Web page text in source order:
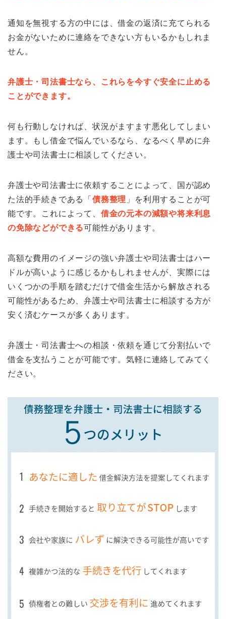
通知を無視する方の中には、借金の返済に充てられる
お金がないために連絡をできない方もいるかもしれま
せん。
弁護士・司法書士なら、これらを今すぐ安全に止める
ことができます。
何も行動しなければ、状況がますます悪化してしまい
ます。もし借金で悩んでいるなら、なるべく早めに弁
護士や司法書士に相談してください。
弁護士や司法書士に依頼することによって、国が認め
た法的手続きである「 債務整理 」を利用することが可
能です。これによって、 借金の元本の減額や将来利息
の免除などができる可能性があります。
高額な費用のイメージの強い弁護士や司法書士はハー
ドルが高いように感じるかもしれませんが、実際には
いくつかの手順を踏むだけで借金生活から解放される
可能性があるため、弁護士や司法書士に相談する方が
安く済むケースが多くあります。
弁護士・司法書士への相談・依頼を通じて分割払いで
借金を支払うことが可能です。気軽に連絡してみてく
ださい。